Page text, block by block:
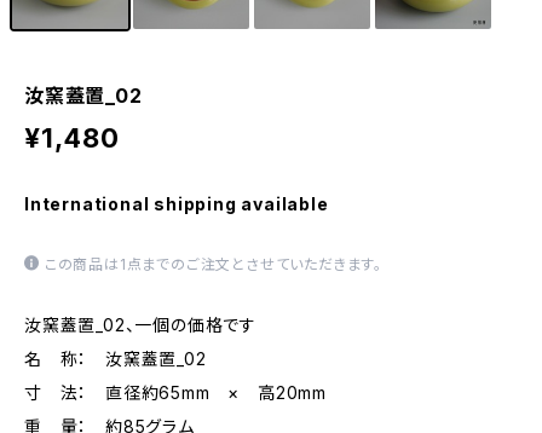
汝窯蓋置_02
¥1,480
International shipping available
この商品は1点までのご注文とさせていただきます。
汝窯蓋置_02、一個の価格です
名 称： 汝窯蓋置_02
寸 法： 直径約65mm × 高20mm
重 量： 約85グラム